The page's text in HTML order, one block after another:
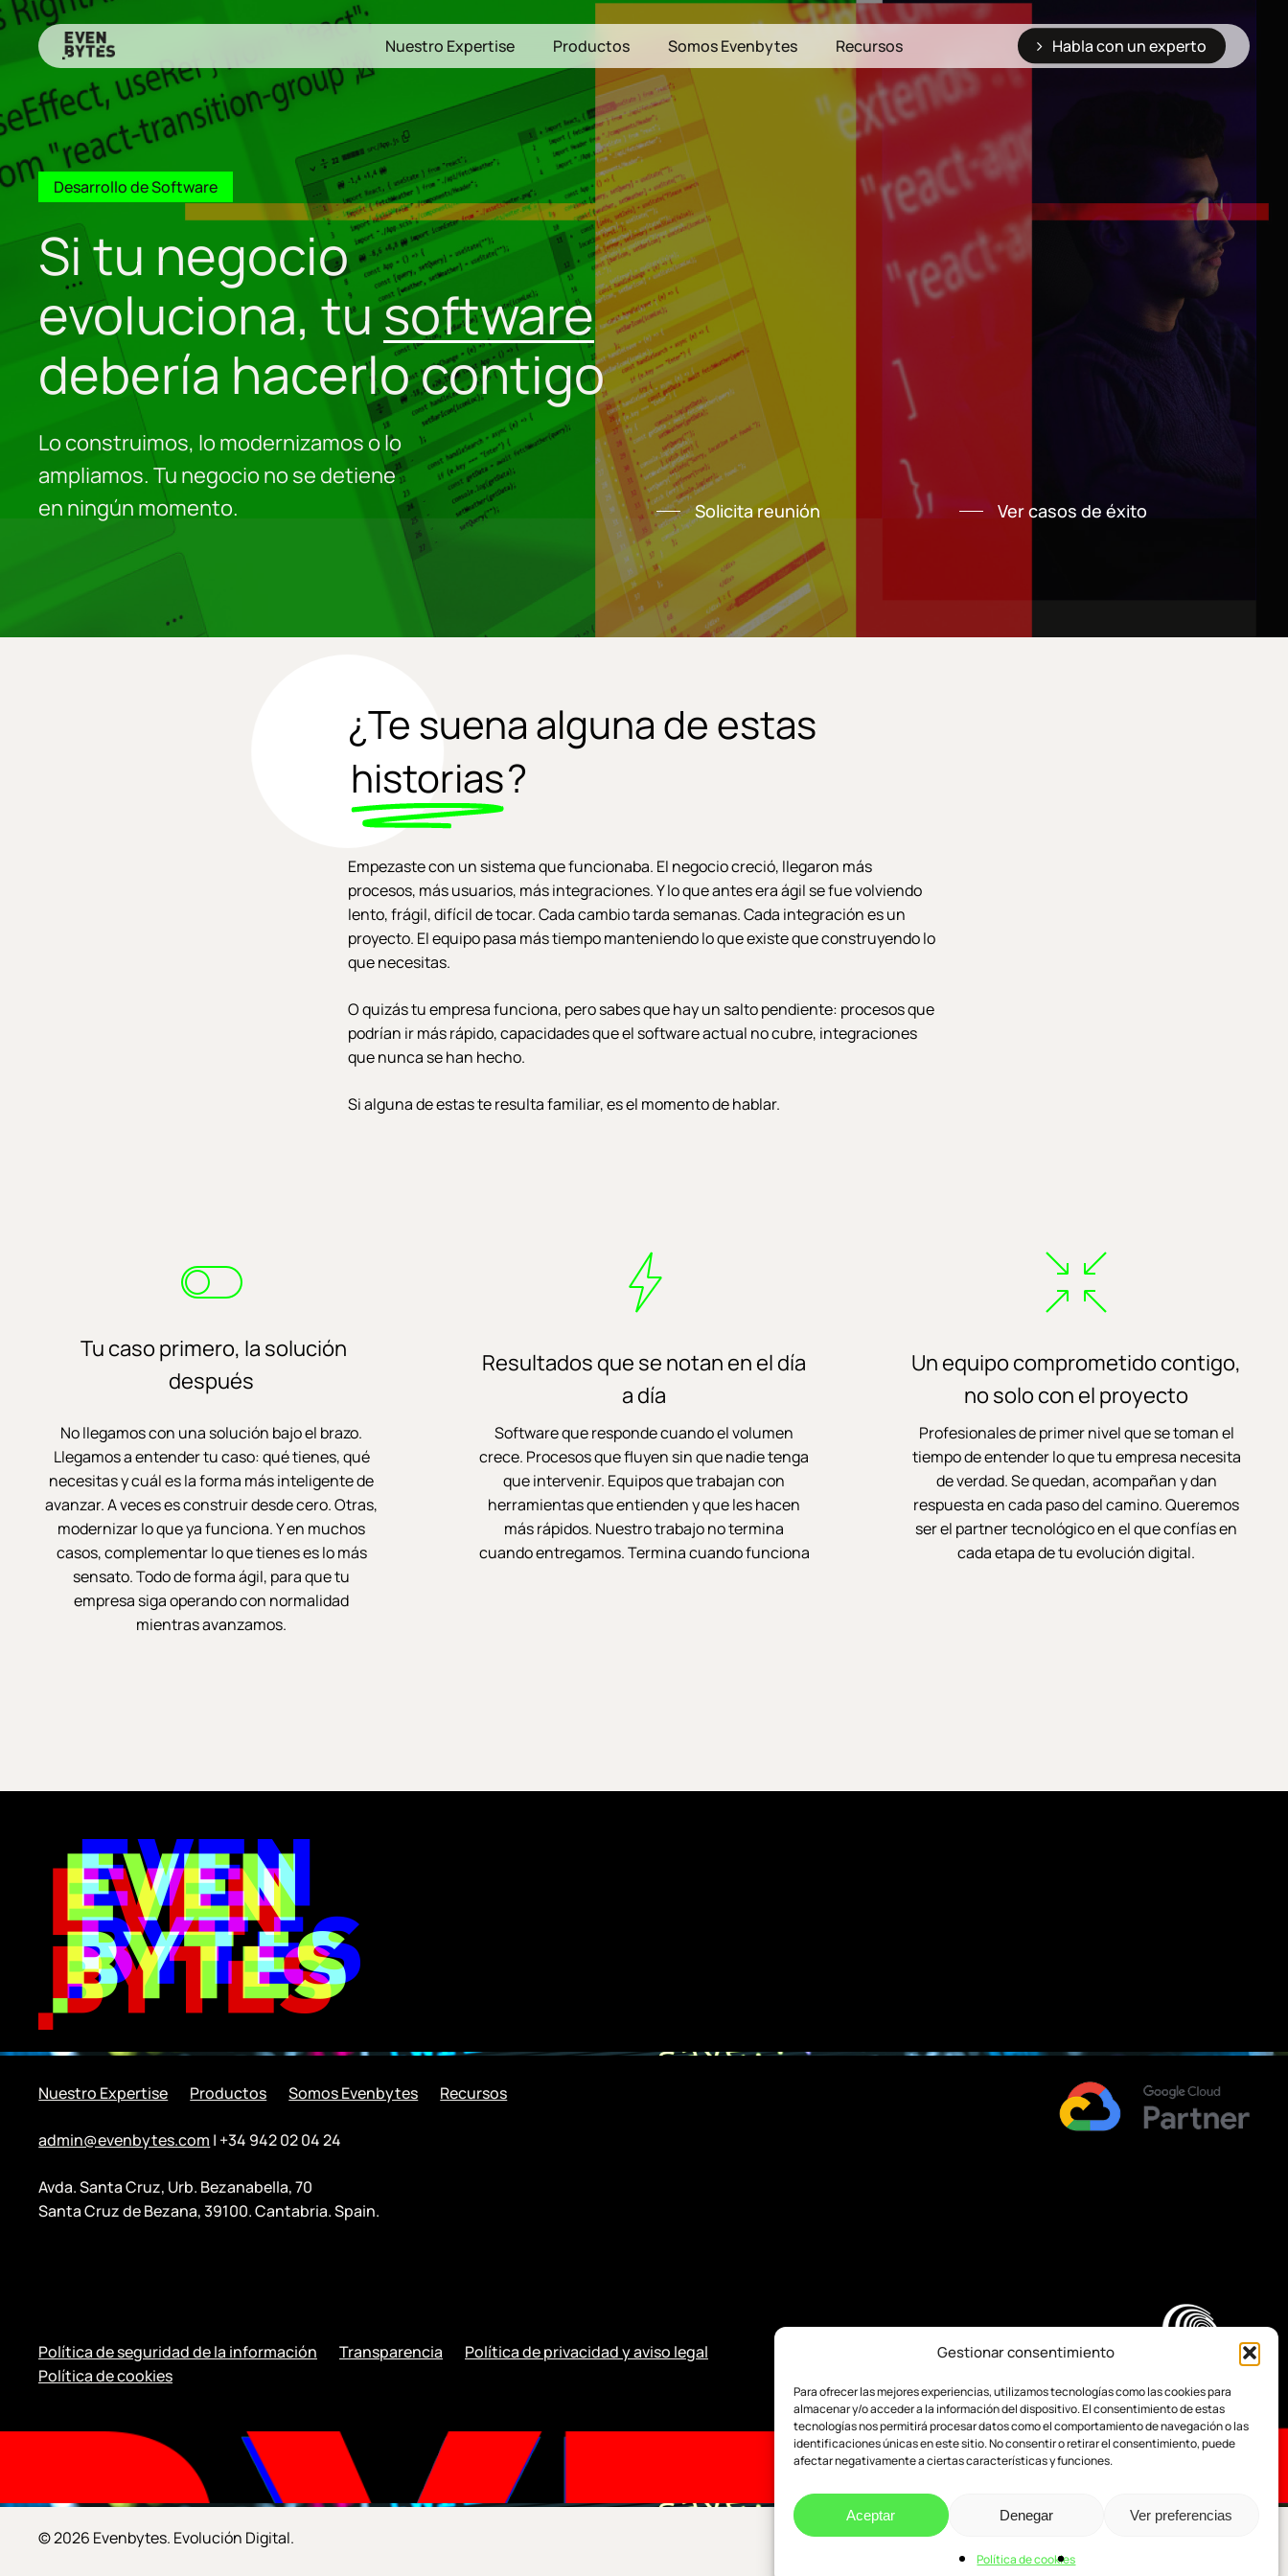
Gestionar consentimiento
Para ofrecer las mejores experiencias, utilizamos tecnologías como las cookies para
almacenar y/o acceder a la información del dispositivo. El consentimiento de estas
tecnologías nos permitirá procesar datos como el comportamiento de navegación o las
identificaciones únicas en este sitio. No consentir o retirar el consentimiento, puede
afectar negativamente a ciertas características y funciones.
Aceptar Denegar Ver preferencias
Política de cookies
Skip
to
main
Nuestro Expertise Productos Somos Evenbytes Recursos Habla con un experto
Desarrollo de Software
Si tu negocio
evoluciona, tusoftware
debería hacerlo contigo
Lo construimos, lo modernizamos o lo
ampliamos. Tu negocio no se detiene
en ningún momento.
Solicita reunión Ver casos de éxito
¿Te suena alguna de estas
historias?
Empezaste con un sistema que funcionaba. El negocio creció, llegaron más
procesos, más usuarios, más integraciones. Y lo que antes era ágil se fue volviendo
lento, frágil, difícil de tocar. Cada cambio tarda semanas. Cada integración es un
proyecto. El equipo pasa más tiempo manteniendo lo que existe que construyendo lo
que necesitas.
O quizás tu empresa funciona, pero sabes que hay un salto pendiente: procesos que
podrían ir más rápido, capacidades que el software actual no cubre, integraciones
que nunca se han hecho.
Si alguna de estas te resulta familiar, es el momento de hablar.
Tu caso primero, la solución
después
No llegamos con una solución bajo el brazo.
Llegamos a entender tu caso: qué tienes, qué
necesitas y cuál es la forma más inteligente de
avanzar. A veces es construir desde cero. Otras,
modernizar lo que ya funciona. Y en muchos
casos, complementar lo que tienes es lo más
sensato. Todo de forma ágil, para que tu
empresa siga operando con normalidad
mientras avanzamos.
Resultados que se notan en el día
a día
Software que responde cuando el volumen
crece. Procesos que fluyen sin que nadie tenga
que intervenir. Equipos que trabajan con
herramientas que entienden y que les hacen
más rápidos. Nuestro trabajo no termina
cuando entregamos. Termina cuando funciona
Un equipo comprometido contigo,
no solo con el proyecto
Profesionales de primer nivel que se toman el
tiempo de entender lo que tu empresa necesita
de verdad. Se quedan, acompañan y dan
respuesta en cada paso del camino. Queremos
ser el partner tecnológico en el que confías en
cada etapa de tu evolución digital.
Nuestro Expertise Productos Somos Evenbytes Recursos
admin@evenbytes.com | +34 942 02 04 24
Avda. Santa Cruz, Urb. Bezanabella, 70
Santa Cruz de Bezana, 39100. Cantabria. Spain.
Política de seguridad de la información Transparencia
Política de privacidad y aviso legal
Política de cookies
© 2026 Evenbytes. Evolución Digital.